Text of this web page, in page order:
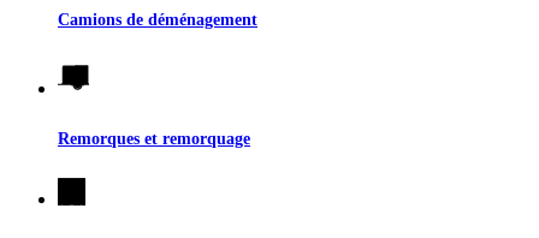
Camions de déménagement
Remorques et remorquage